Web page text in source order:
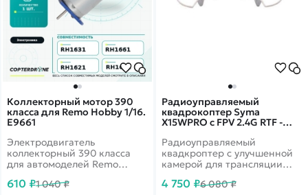
Коллекторный мотор 390
класса для Remo Hobby 1/16.
E9661
Электродвигатель
коллекторный 390 класса
для автомоделей Remo
610 ₽1 040 ₽
Радиоуправляемый
квадрокоптер Syma
X15WPRO с FPV 2.4G RTF -
Радиоуправляемый
квадкроптер с улучшенной
камерой для трансляции
полета может достигать 10
4 750 ₽6 080 ₽